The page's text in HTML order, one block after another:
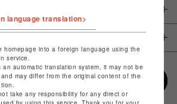
language translation>
homepage into a foreign language using the
service.
an automatic translation system, it may not be
may differ from the original content of the
take any responsibility for any direct or